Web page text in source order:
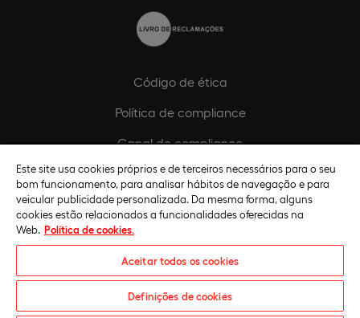
Código de ética
Política de compliance
Canal de compliance
Plano de Igualdade de Género
Universidade Europeia © 2026. Todos os direitos reservados
Este site usa cookies próprios e de terceiros necessários para o seu
bom funcionamento, para analisar hábitos de navegação e para
veicular publicidade personalizada. Da mesma forma, alguns
cookies estão relacionados a funcionalidades oferecidas na
Web. Política de cookies.
Aceitar todos os cookies
Definições de cookies